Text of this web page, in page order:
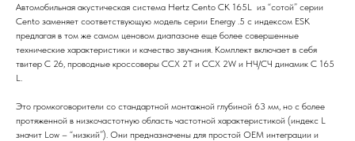
Автомобильная акустическая система Hertz Cento CK 165L из “сотой” серии
Cento заменяет соответствующую модель серии Energy .5 с индексом ESK
предлагая в том же самом ценовом диапазоне еще более совершенные
технические характеристики и качество звучания. Комплект включает в себя
твитер C 26, проводные кроссоверы ССХ 2Т и ССХ 2W и НЧ/СЧ динамик C 165
L.
Это громкоговорители со стандартной монтажной глубиной 63 мм, но с более
протяженной в низкочастотную область частотной характеристикой (индекс L
значит Low – “низкий”). Они предназначены для простой ОЕМ интеграции и